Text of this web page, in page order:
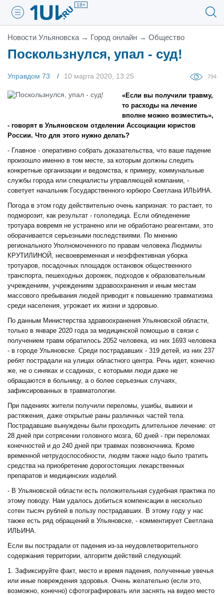
18+
Новости Ульяновска → Город онлайн → Общество
Поскользнулся, упал - суд!
Управдом 73 10 марта 2020, 13:25 794
«Если вы получили травму,
то расходы на лечение
вполне можно возместить»,
- говорят в Ульяновском отделении Ассоциации юристов
России. Что для этого нужно делать?
- Главное - оперативно собрать доказательства, что ваше падение
произошло именно в том месте, за которым должны следить
конкретные организации и ведомства, к примеру, коммунальные
службы города или специалисты управляющей компании, -
советует начальник Государственного юрбюро Светлана ИЛЬИНА.
Погода в этом году действительно очень капризная: то растает, то
подморозит, как результат - гололедица. Если обледенение
тротуара вовремя не устранено или не обработано реагентами, это
оборачивается серьезными последствиями. По мнению
регионального Уполномоченного по правам человека Людмилы
КРУТИЛИНОЙ, несвоевременная и неэффективная уборка
тротуаров, посадочных площадок остановок общественного
транспорта, пешеходных дорожек, подходов к образовательным
учреждениям, учреждениям здравоохранения и иным местам
массового пребывания людей приводит к повышению травматизма
среди населения, угрожает их жизни и здоровью.
По данным Министерства здравоохранения Ульяновской области,
только в январе 2020 года за медицинской помощью в связи с
получением травм обратилось 2052 человека, из них 1693 человека
- в городе Ульяновске. Среди пострадавших - 319 детей, из них 237
ребят пострадали на улицах областного центра. Речь идет, конечно
же, не о синяках и ссадинах, с которыми люди даже не
обращаются в больницу, а о более серьезных случаях,
зафиксированных в травматологии.
При падениях жители получили переломы, ушибы, вывихи и
растяжения, даже открытые раны различных частей тела.
Пострадавшие вынуждены были проходить длительное лечение: от
28 дней при сотрясении головного мозга, 60 дней - при переломах
конечностей и до 240 дней при травмах позвоночника. Кроме
временной нетрудоспособности, людям также надо было тратить
средства на приобретение дорогостоящих лекарственных
препаратов и медицинских изделий.
- В Ульяновской области есть положительная судебная практика по
этому поводу. Нам удалось добиться компенсации в несколько
сотен тысяч рублей в пользу пострадавших. В этому году у нас
также есть ряд обращений в Ульяновске, - комментирует Светлана
ИЛЬИНА.
Если вы пострадали от падения из-за неудовлетворительного
содержания территории, алгоритм действий следующий:
1. Зафиксируйте факт, место и время падения, полученные увечья
или иные повреждения здоровья. Очень желательно (если это,
возможно, конечно) сфотографировать или заснять на видео место